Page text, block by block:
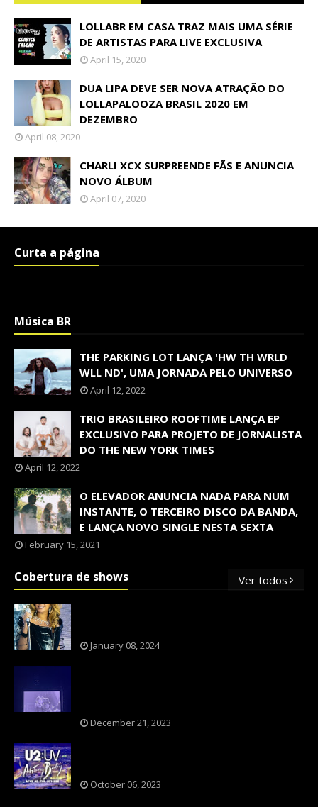
LOLLABR EM CASA TRAZ MAIS UMA SÉRIE
DE ARTISTAS PARA LIVE EXCLUSIVA
April 15, 2020
DUA LIPA DEVE SER NOVA ATRAÇÃO DO
LOLLAPALOOZA BRASIL 2020 EM
DEZEMBRO
April 08, 2020
CHARLI XCX SURPREENDE FÃS E ANUNCIA
NOVO ÁLBUM
April 07, 2020
Curta a página
Música BR
THE PARKING LOT LANÇA 'HW TH WRLD
WLL ND', UMA JORNADA PELO UNIVERSO
April 12, 2022
TRIO BRASILEIRO ROOFTIME LANÇA EP
EXCLUSIVO PARA PROJETO DE JORNALISTA
DO THE NEW YORK TIMES
April 12, 2022
O ELEVADOR ANUNCIA NADA PARA NUM
INSTANTE, O TERCEIRO DISCO DA BANDA,
E LANÇA NOVO SINGLE NESTA SEXTA
February 15, 2021
Cobertura de shows Ver todos
January 08, 2024
December 21, 2023
October 06, 2023